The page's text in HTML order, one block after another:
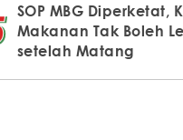
SOP MBG Diperketat,
Makanan Tak Boleh
setelah Matang